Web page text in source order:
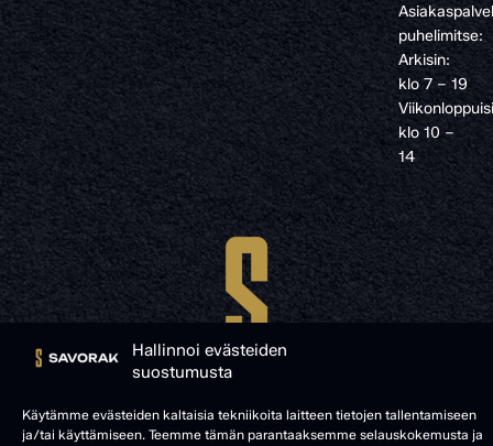
Hallinnoi evästeiden
suostumusta
Käytämme evästeiden kaltaisia tekniikoita laitteen tietojen tallentamiseen
ja/tai käyttämiseen. Teemme tämän parantaaksemme selauskokemusta ja
puhelimitse:
Arkisin:
klo 7 – 19
klo 10 –
14